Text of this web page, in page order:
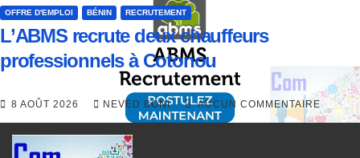
OFFRE D'EMPLOI BÉNIN RECRUTEMENT
L’ABMS recrute deux chauffeurs
professionnels à Cotonou
8 AOÛT 2026 NEVED BONI AUCUN COMMENTAIRE